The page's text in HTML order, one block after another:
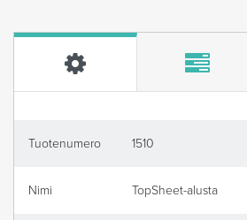
Tuotenumero 1510
Nimi TopSheet-alusta